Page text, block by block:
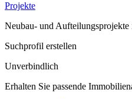
Projekte
Neubau- und
Suchprofil erstellen
Unverbindlich
Erhalten Sie passende